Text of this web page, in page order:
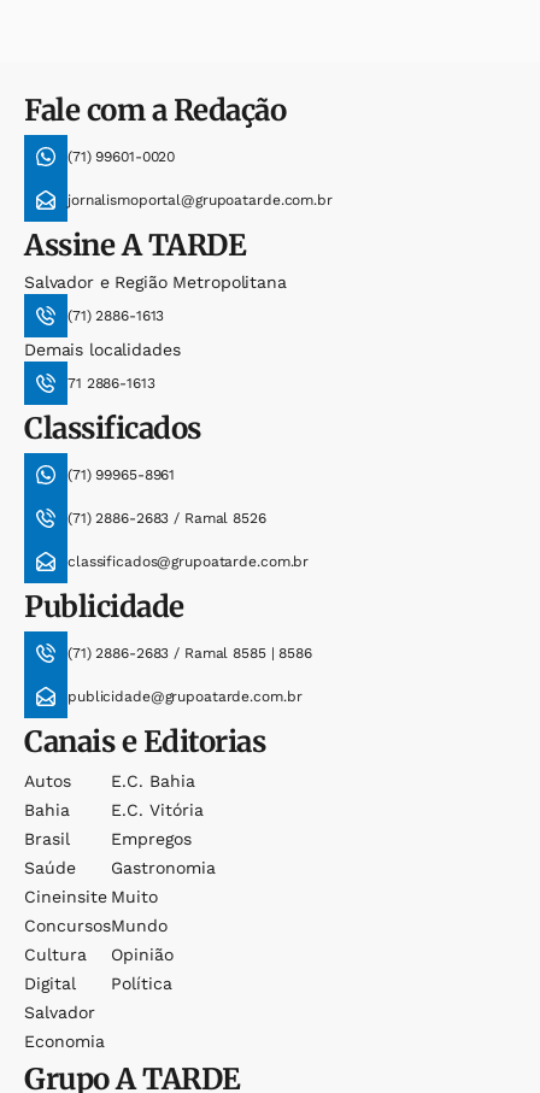
Fale com a Redação
(71) 99601-0020
jornalismoportal@grupoatarde.com.br
AssineA TARDE
Salvador e Região Metropolitana
(71) 2886-1613
Demais localidades
71 2886-1613
Classificados
(71) 99965-8961
(71) 2886-2683 / Ramal 8526
classificados@grupoatarde.com.br
Publicidade
(71) 2886-2683 / Ramal 8585 | 8586
publicidade@grupoatarde.com.br
Canais e Editorias
Autos
Bahia
Brasil
Saúde
Cineinsite
Concursos
Cultura
Digital
Salvador
Economia
E.c. Bahia
E.c. Vitória
Empregos
Gastronomia
Muito
Mundo
Opinião
Política
GrupoA TARDE